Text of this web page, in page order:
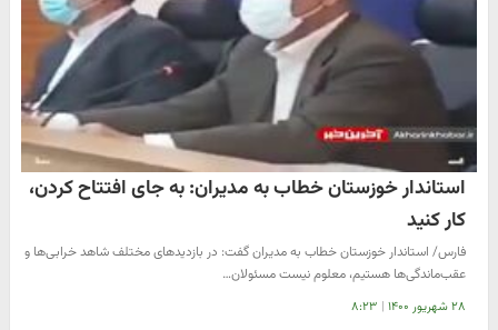
استاندار خوزستان خطاب به مدیران: به جای افتتاح کردن،
کار کنید
فارس/ استاندار خوزستان خطاب به مدیران گفت: در بازدیدهای مختلف شاهد خرابی‌ها و
عقب‌ماندگی‌ها هستیم، معلوم نیست مسئولان…
۲۸ شهریور ۱۴۰۰ | ۸:۲۳